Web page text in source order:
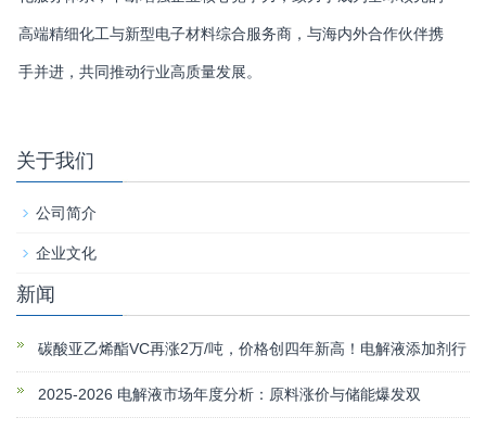
高端精细化工与新型电子材料综合服务商，与海内外合作伙伴携
手并进，共同推动行业高质量发展。
关于我们
公司简介
企业文化
新闻
碳酸亚乙烯酯VC再涨2万/吨，价格创四年新高！电解液添加剂行
2025-2026 电解液市场年度分析：原料涨价与储能爆发双